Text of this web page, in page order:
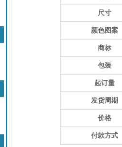
尺寸
颜色图案
商标
包装
起订量
发货周期
价格
付款方式